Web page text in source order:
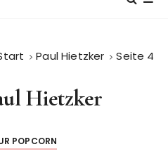
Paul Hietzker Seite 4
Hietzker
POPCORN